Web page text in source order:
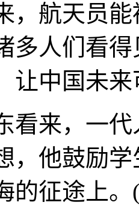
航天员能
多人们看
让中国未
来，一代
，他鼓励
的征途上。